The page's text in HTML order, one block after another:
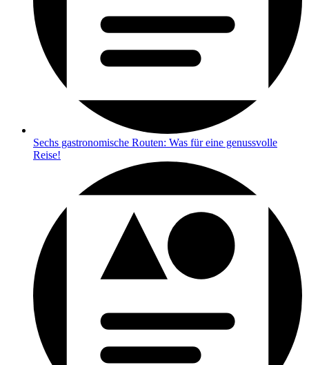
Sechs gastronomische Routen: Was für eine genussvolle
Reise!